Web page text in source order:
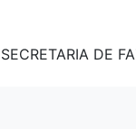
SECRETARIA DE